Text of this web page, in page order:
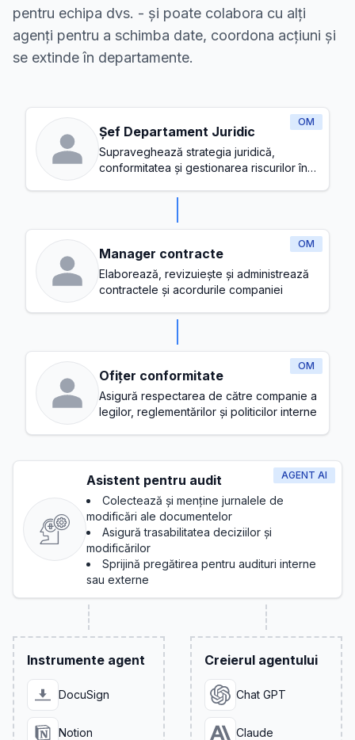
pentru echipa dvs. - și poate colabora cu alți
agenți pentru a schimba date, coordona acțiuni și
se extinde în departamente.
OM
Șef Departament Juridic
Supraveghează strategia juridică,
conformitatea și gestionarea riscurilor în
OM
Manager contracte
Elaborează, revizuiește și administrează
contractele și acordurile companiei
OM
Ofițer conformitate
Asigură respectarea de către companie a
legilor, reglementărilor și politicilor interne
AGENT AI
Asistent pentru audit
Colectează și menține jurnalele de
modificări ale documentelor
Asigură trasabilitatea deciziilor și
modificărilor
Sprijină pregătirea pentru audituri interne
sau externe
Instrumente agent
DocuSign
Notion
Creierul agentului
Chat GPT
Claude